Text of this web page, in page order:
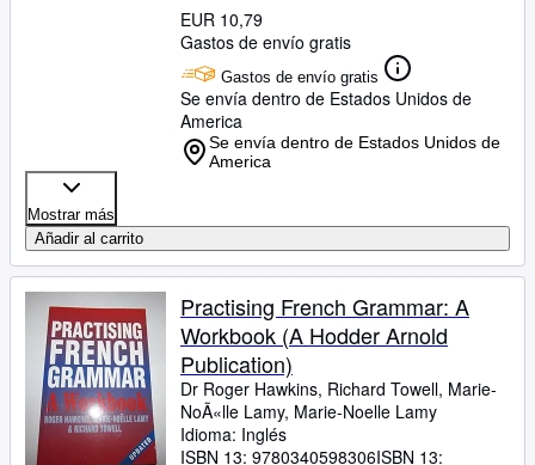
EUR 10,79
Gastos de envío gratis
Gastos de envío gratis
Se envía dentro de Estados Unidos de
America
Se envía dentro de Estados Unidos de
America
Mostrar más
Añadir al carrito
Practising French Grammar: A
Workbook (A Hodder Arnold
Publication)
Dr Roger Hawkins, Richard Towell, Marie-
NoÃ«lle Lamy, Marie-Noelle Lamy
Idioma: Inglés
ISBN 13: 9780340598306ISBN 13: